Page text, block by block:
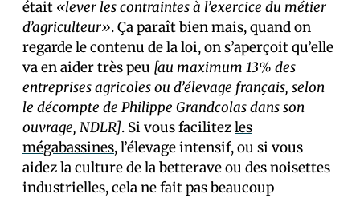
était «lever les contraintes à l’exercice du métier
d’agriculteur». Ça paraît bien mais, quand on
regarde le contenu de la loi, on s’aperçoit qu’elle
va en aider très peu [au maximum 13% des
entreprises agricoles ou d’élevage français, selon
le décompte de Philippe Grandcolas dans son
ouvrage, NDLR]. Si vous facilitezles
mégabassines, l’élevage intensif, ou si vous
aidez la culture de la betterave ou des noisettes
industrielles, cela ne fait pas beaucoup